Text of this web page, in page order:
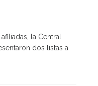
la Central
dos listas a